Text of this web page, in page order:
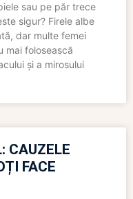
sau pe păr trece
sigur? Firele albe
dar multe femei
mai folosească
și a mirosului
CAUZELE
FACE